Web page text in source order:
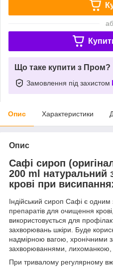
Що таке купити з Пром?
Замовлення під захистом
Опис Характеристики
Опис
Сафі сироп
200 ml натуральний
крові при
Індійський сироп Сафі є
препаратів для очищення
використовується для
захворювань шкіри. Буде
надмірною вагою, хронічними
захворюваннями, лихоманкою,
При тривалому регулярному